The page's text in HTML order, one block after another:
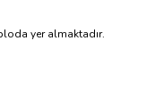
yer almaktadır.